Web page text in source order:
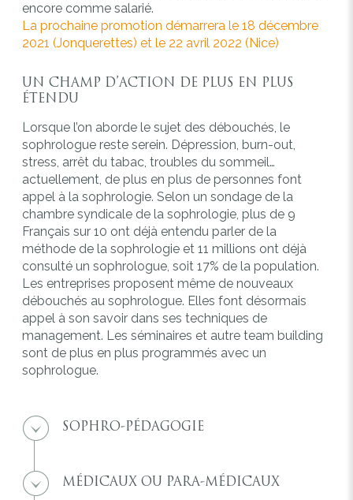
encore comme salarié.
La prochaine promotion démarrera le 18 décembre
2021 (Jonquerettes) et le 22 avril 2022 (Nice)
UN CHAMP D’ACTION DE PLUS EN PLUS
ÉTENDU
Lorsque l’on aborde le sujet des débouchés, le
sophrologue reste serein. Dépression, burn-out,
stress, arrêt du tabac, troubles du sommeil…
actuellement, de plus en plus de personnes font
appel à la sophrologie. Selon un sondage de la
chambre syndicale de la sophrologie, plus de 9
Français sur 10 ont déjà entendu parler de la
méthode de la sophrologie et 11 millions ont déjà
consulté un sophrologue, soit 17% de la population.
Les entreprises proposent même de nouveaux
débouchés au sophrologue. Elles font désormais
appel à son savoir dans ses techniques de
management. Les séminaires et autre team building
sont de plus en plus programmés avec un
sophrologue.
SOPHRO-PÉDAGOGIE
MÉDICAUX OU PARA-MÉDICAUX